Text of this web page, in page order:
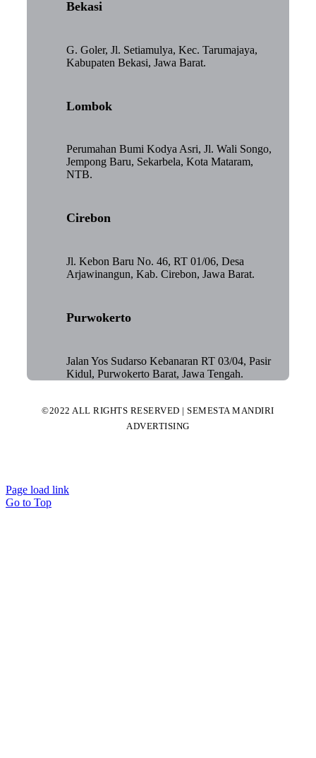
Bekasi
G. Goler, Jl. Setiamulya, Kec. Tarumajaya,
Kabupaten Bekasi, Jawa Barat.
Lombok
Perumahan Bumi Kodya Asri, Jl. Wali Songo,
Jempong Baru, Sekarbela, Kota Mataram,
NTB.
Cirebon
Jl. Kebon Baru No. 46, RT 01/06, Desa
Arjawinangun, Kab. Cirebon, Jawa Barat.
Purwokerto
Jalan Yos Sudarso Kebanaran RT 03/04, Pasir
Kidul, Purwokerto Barat, Jawa Tengah.
©2022 ALL RIGHTS RESERVED | SEMESTA MANDIRI
ADVERTISING
Page load link
Go to Top